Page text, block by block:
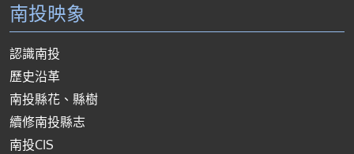
南投映象
認識南投
歷史沿革
南投縣花、縣樹
續修南投縣志
南投CIS